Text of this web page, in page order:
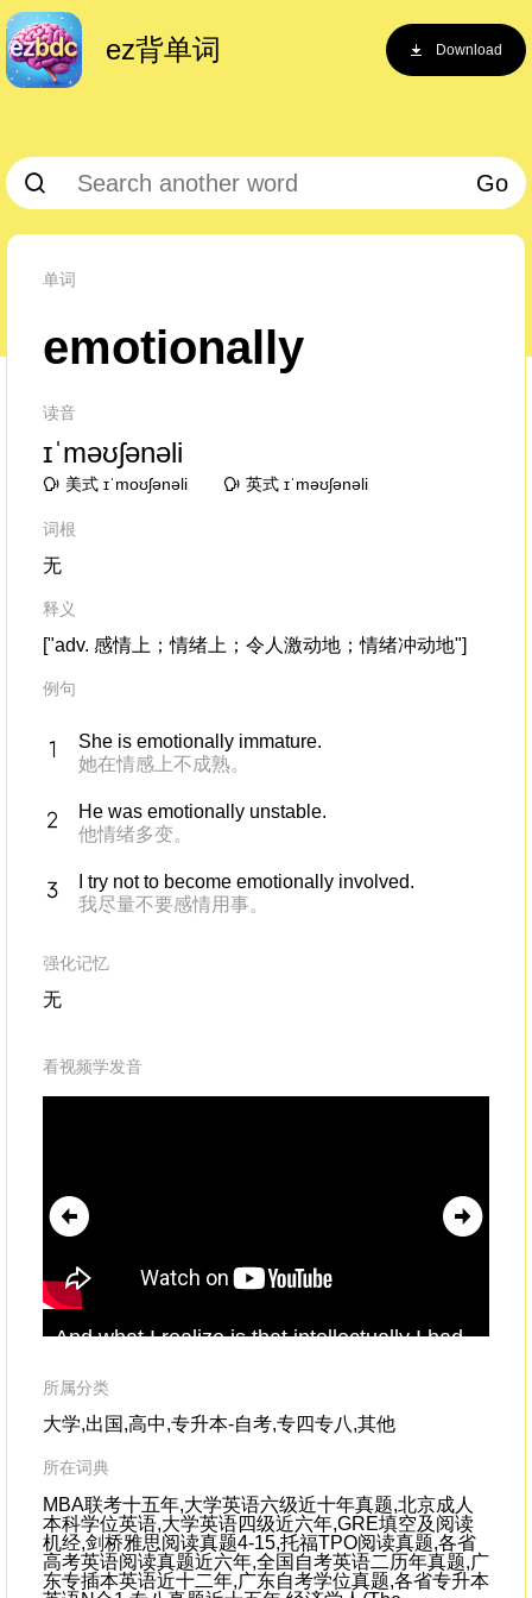
ez背单词 Download
Go
单词
emotionally
读音
ɪˈməʊʃənəli
美式 ɪˈmoʊʃənəli 英式 ɪˈməʊʃənəli
词根
无
释义
["adv. 感情上；情绪上；令人激动地；情绪冲动地"]
例句
She is emotionally immature.
她在情感上不成熟。
He was emotionally unstable.
他情绪多变。
I try not to become emotionally involved.
我尽量不要感情用事。
强化记忆
无
看视频学发音
And what I realize is that intellectually I had
Tom Petty
所属分类
大学,出国,高中,专升本-自考,专四专八,其他
所在词典
MBA联考十五年,大学英语六级近十年真题,北京成人
本科学位英语,大学英语四级近六年,GRE填空及阅读
机经,剑桥雅思阅读真题4-15,托福TPO阅读真题,各省
高考英语阅读真题近六年,全国自考英语二历年真题,广
东专插本英语近十二年,广东自考学位真题,各省专升本